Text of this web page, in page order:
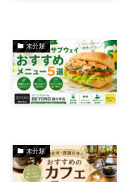
未分類
未分類